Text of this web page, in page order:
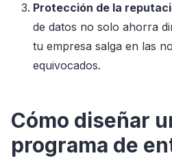
Protección de la
de datos no solo ahorra
tu empresa salga en las
equivocados.
Cómo diseñar
programa de